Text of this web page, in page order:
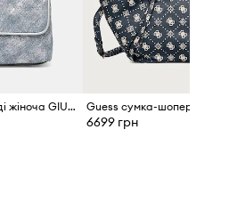
Guess сумка крос-боді жіноча GIULLY
6699 грн